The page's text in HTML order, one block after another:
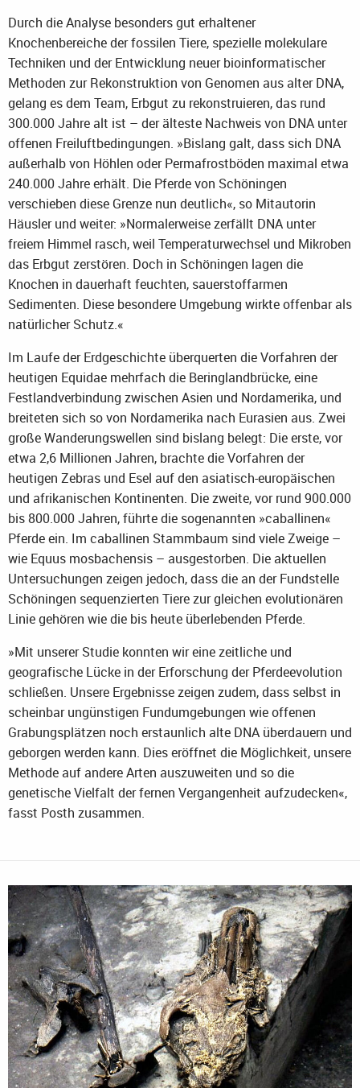
Durch die Analyse besonders gut erhaltener
Knochenbereiche der fossilen Tiere, spezielle molekulare
Techniken und der Entwicklung neuer bioinformatischer
Methoden zur Rekonstruktion von Genomen aus alter DNA,
gelang es dem Team, Erbgut zu rekonstruieren, das rund
300.000 Jahre alt ist – der älteste Nachweis von DNA unter
offenen Freiluftbedingungen. »Bislang galt, dass sich DNA
außerhalb von Höhlen oder Permafrostböden maximal etwa
240.000 Jahre erhält. Die Pferde von Schöningen
verschieben diese Grenze nun deutlich«, so Mitautorin
Häusler und weiter: »Normalerweise zerfällt DNA unter
freiem Himmel rasch, weil Temperaturwechsel und Mikroben
das Erbgut zerstören. Doch in Schöningen lagen die
Knochen in dauerhaft feuchten, sauerstoffarmen
Sedimenten. Diese besondere Umgebung wirkte offenbar als
natürlicher Schutz.«
Im Laufe der Erdgeschichte überquerten die Vorfahren der
heutigen Equidae mehrfach die Beringlandbrücke, eine
Festlandverbindung zwischen Asien und Nordamerika, und
breiteten sich so von Nordamerika nach Eurasien aus. Zwei
große Wanderungswellen sind bislang belegt: Die erste, vor
etwa 2,6 Millionen Jahren, brachte die Vorfahren der
heutigen Zebras und Esel auf den asiatisch-europäischen
und afrikanischen Kontinenten. Die zweite, vor rund 900.000
bis 800.000 Jahren, führte die sogenannten »caballinen«
Pferde ein. Im caballinen Stammbaum sind viele Zweige –
wie Equus mosbachensis – ausgestorben. Die aktuellen
Untersuchungen zeigen jedoch, dass die an der Fundstelle
Schöningen sequenzierten Tiere zur gleichen evolutionären
Linie gehören wie die bis heute überlebenden Pferde.
»Mit unserer Studie konnten wir eine zeitliche und
geografische Lücke in der Erforschung der Pferdeevolution
schließen. Unsere Ergebnisse zeigen zudem, dass selbst in
scheinbar ungünstigen Fundumgebungen wie offenen
Grabungsplätzen noch erstaunlich alte DNA überdauern und
geborgen werden kann. Dies eröffnet die Möglichkeit, unsere
Methode auf andere Arten auszuweiten und so die
genetische Vielfalt der fernen Vergangenheit aufzudecken«,
fasst Posth zusammen.